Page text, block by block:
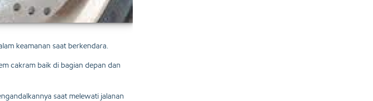
keamanan saat berkendara.
cakram baik di bagian depan dan
saat melewati jalanan